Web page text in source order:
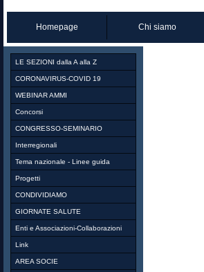
Homepage Chi siamo
LE SEZIONI dalla A alla Z
CORONAVIRUS-COVID 19
WEBINAR AMMI
Concorsi
CONGRESSO-SEMINARIO
Interregionali
Tema nazionale - Linee guida
Progetti
CONDIVIDIAMO
GIORNATE SALUTE
Enti e Associazioni-Collaborazioni
Link
AREA SOCIE